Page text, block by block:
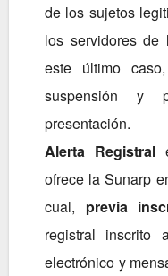
de los sujetos
los servidores de
este último
suspensión y
presentación.
Alerta Registral
ofrece la Sunarp
cual, previa
registral inscrito
electrónico y